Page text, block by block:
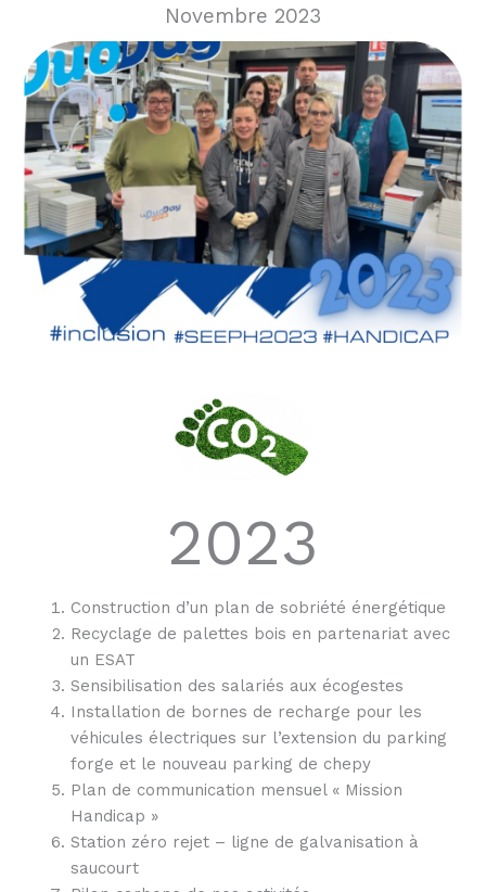
Novembre 2023
2023
Construction d’un plan de sobriété énergétique
Recyclage de palettes bois en partenariat avec
un ESAT
Sensibilisation des salariés aux écogestes
Installation de bornes de recharge pour les
véhicules électriques sur l’extension du parking
forge et le nouveau parking de chepy
Plan de communication mensuel « Mission
Handicap »
Station zéro rejet – ligne de galvanisation à
saucourt